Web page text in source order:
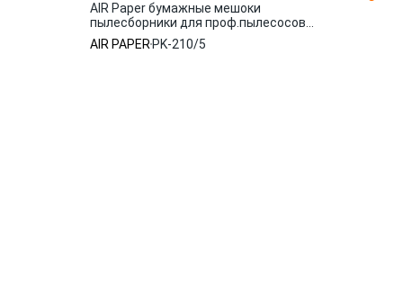
AIR Paper бумажные мешоки
пылесборники для проф.пылесосов
KARCHER 5 штук до 10 литров PK-210 PK-
210/ PK-210/5
AIR PAPER PK-210/5